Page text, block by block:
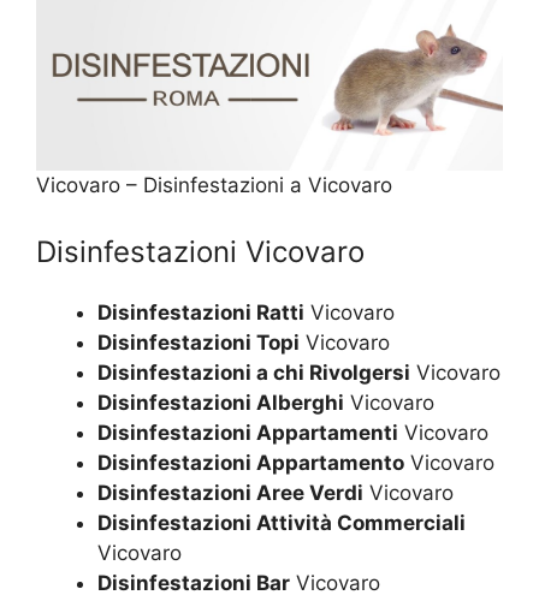
Vicovaro – Disinfestazioni a Vicovaro
Disinfestazioni Vicovaro
Disinfestazioni Ratti Vicovaro
Disinfestazioni Topi Vicovaro
Disinfestazioni a chi Rivolgersi Vicovaro
Disinfestazioni Alberghi Vicovaro
Disinfestazioni Appartamenti Vicovaro
Disinfestazioni Appartamento Vicovaro
Disinfestazioni Aree Verdi Vicovaro
Disinfestazioni Attività Commerciali
Vicovaro
Disinfestazioni Bar Vicovaro